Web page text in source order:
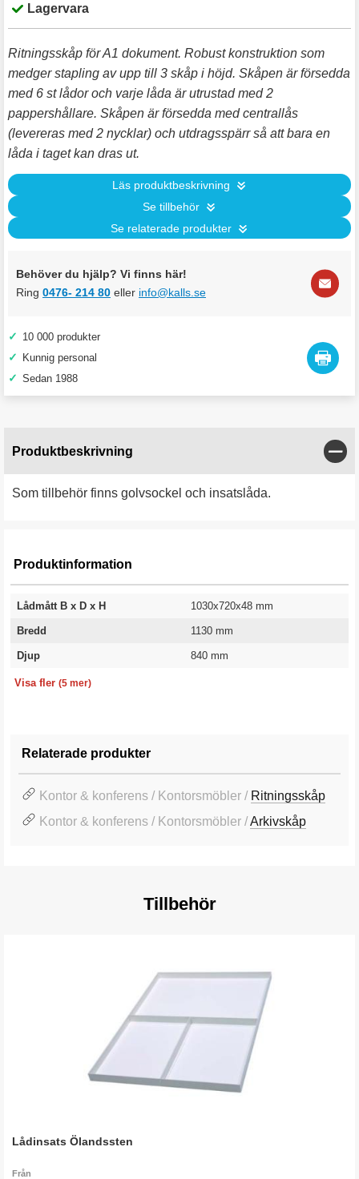
Lagervara
Ritningsskåp för A1 dokument. Robust konstruktion som
medger stapling av upp till 3 skåp i höjd. Skåpen är försedda
med 6 st lådor och varje låda är utrustad med 2
pappershållare. Skåpen är försedda med centrallås
(levereras med 2 nycklar) och utdragsspärr så att bara en
låda i taget kan dras ut.
Läs produktbeskrivning
Se tillbehör
Se relaterade produkter
Behöver du hjälp? Vi finns här!
Ring 0476- 214 80 eller info@kalls.se
✓ 10 000 produkter
✓ Kunnig personal
✓ Sedan 1988
Produktbeskrivning
Som tillbehör finns golvsockel och insatslåda.
Produktinformation
Lådmått B x D x H 1030x720x48 mm
Bredd 1130 mm
Djup
840 mm
Visa fler (5 mer)
Relaterade produkter
Kontor & konferens / Kontorsmöbler / Ritningsskåp
Kontor & konferens / Kontorsmöbler /Arkivskåp
Tillbehör
Lådinsats Ölandssten
Från